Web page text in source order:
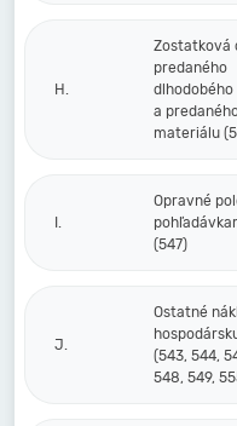
H.
Zostatková
predaného
a
materiálu
I.
Opravné
(547)
J.
Ostatné
(543, 544,
548, 549,